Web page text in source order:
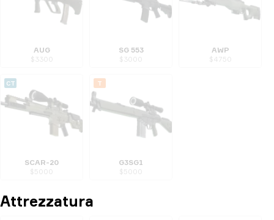
AUG
$ 3300
SG 553
$ 3000
AWP
$
4750
CT
SCAR-20
$ 5000
T
G3SG1
$ 5000
Attrezzatura